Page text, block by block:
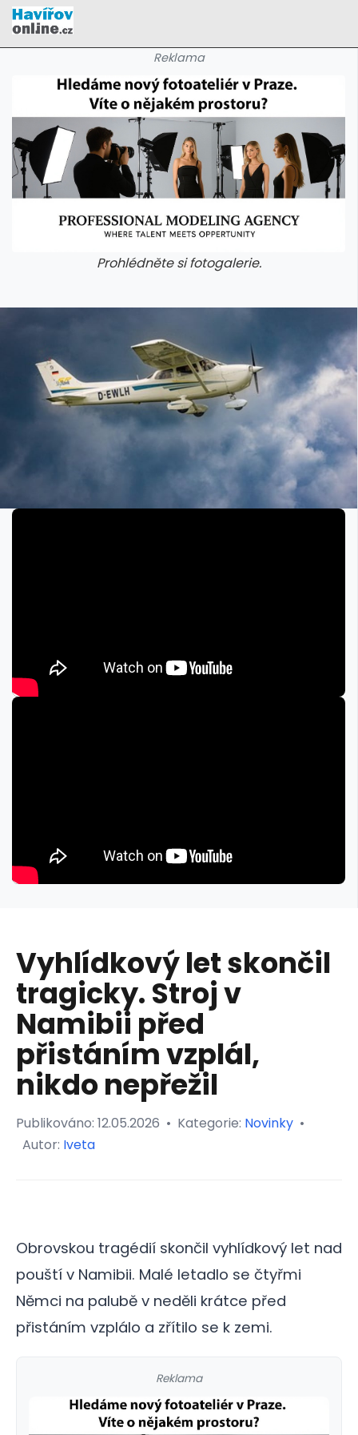
Reklama
Prohlédněte si fotogalerie.
Vyhlídkový let skončil
tragicky. Stroj v
Namibii před
přistáním vzplál,
nikdo nepřežil
Publikováno: 12.05.2026 • Kategorie: Novinky •
Autor: Iveta
Obrovskou tragédií skončil vyhlídkový let nad
pouští v Namibii. Malé letadlo se čtyřmi
Němci na palubě v neděli krátce před
přistáním vzplálo a zřítilo se k zemi.
Reklama